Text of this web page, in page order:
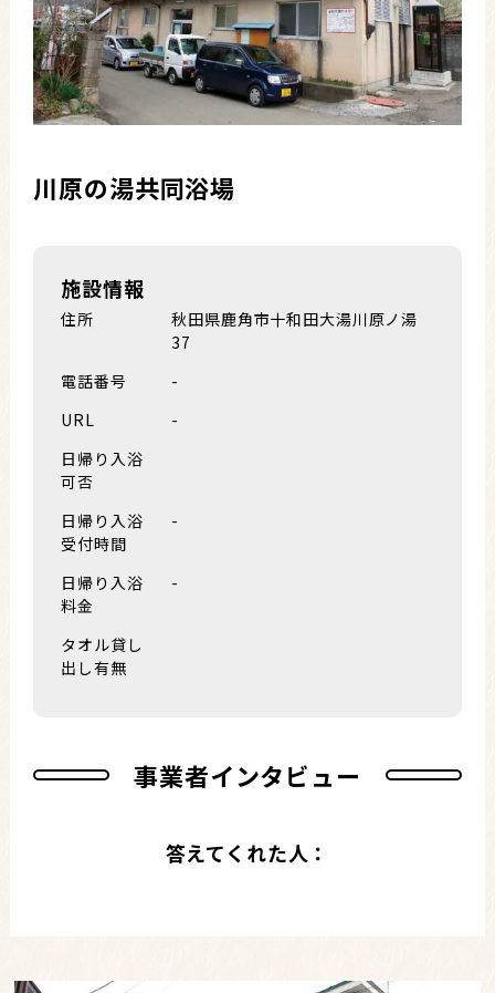
川原の湯共同浴場
施設情報
住所
秋田県鹿角市十和田大湯川原ノ湯
37
電話番号
-
URL
-
日帰り入浴
可否
日帰り入浴
受付時間
-
日帰り入浴
料金
-
タオル貸し
出し有無
事業者インタビュー
答えてくれた人：